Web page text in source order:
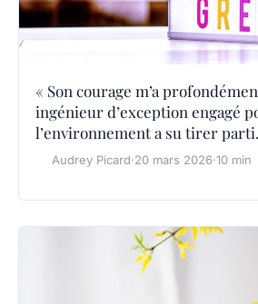
« Son courage m’a
ingénieur d’exception engagé
l’environnement a su tirer
Audrey Picard·20 mars 2026·10 min